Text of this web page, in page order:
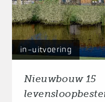
in-uitvoering
Nieuwbouw 15